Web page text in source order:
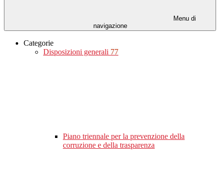
Menu di
navigazione
Categorie
Disposizioni generali 77
Piano triennale per la prevenzione della
corruzione e della trasparenza